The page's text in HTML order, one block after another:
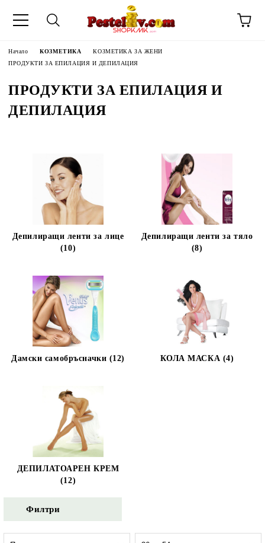
Начало КОЗМЕТИКА
КОЗМЕТИКА ЗА ЖЕНИ
ПРОДУКТИ ЗА ЕПИЛАЦИЯ И ДЕПИЛАЦИЯ
ПРОДУКТИ ЗА ЕПИЛАЦИЯ И
ДЕПИЛАЦИЯ
Депилиращи ленти за лице
(10)
Депилиращи ленти за тяло
(8)
Дамски самобръсначки (12) КОЛА МАСКА (4)
ДЕПИЛАТОАРЕН КРЕМ
(12)
Филтри